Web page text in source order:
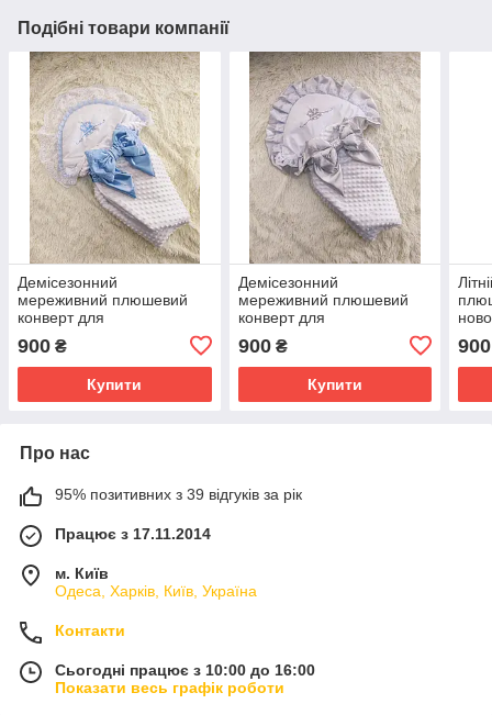
Подібні товари компанії
Демісезонний
мереживний плюшевий
конверт для
блакитний
900 ₴
Купити
Демісезонний
мереживний плюшевий
конверт для
900₴
Купити
900
Про нас
95% позитивних з 39 відгуків за рік
Працює з 17.11.2014
м. Київ
Одеса, Харків, Київ, Україна
Контакти
Сьогодні працює з 10:00 до 16:00
Показати весь графік роботи